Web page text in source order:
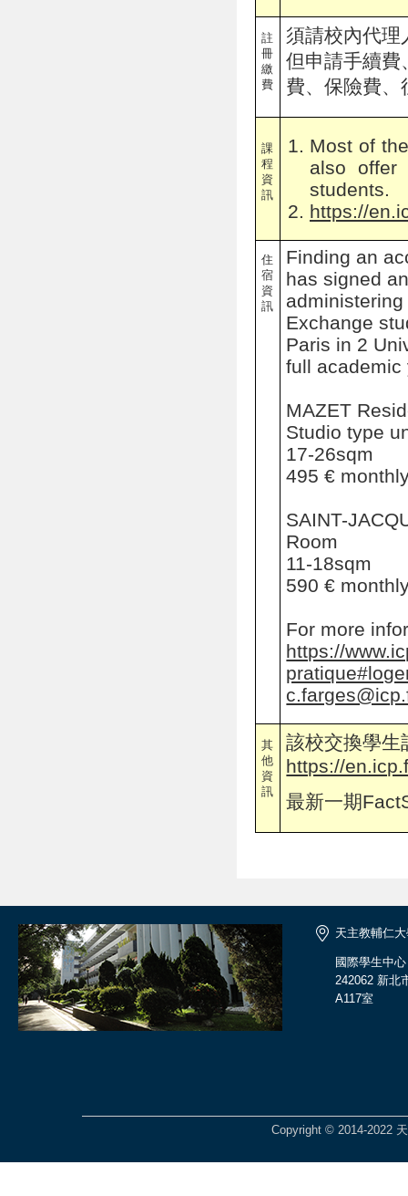
註
冊
繳
費
須請校內代理
但申請手續費
費、保險費、
課
程
資
訊
Most of
also offer
students.
https://
住
宿
資
訊
Finding an
has signed
Exchange
Paris in 2
full academic
MAZET
Studio type
17-26sqm
495 €
SAINT-
Room
11-18sqm
590 €
For more
https://
其
他
資
訊
該校交換學
https://
最新一期
天主教輔仁
國際學生中心
242062 新北
A117室
Copyright © 2014-2022